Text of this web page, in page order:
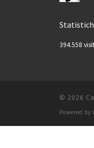
394.558
© 2026
Powered by